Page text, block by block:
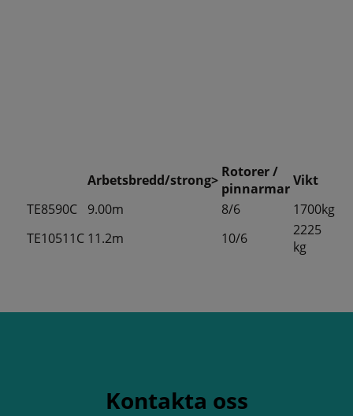
Arbetsbredd/strong> Rotorer /
pinnarmarVikt
TE8590C
9.00m 8/6
1700kg
TE10511C 11.2m 10/6
2225
kg
Kontakta oss